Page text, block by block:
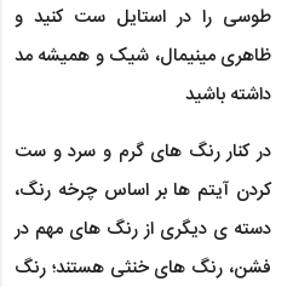
طوسی را در استایل ست کنید و
ظاهری مینیمال، شیک و همیشه‌ مد
داشته باشید
در کنار رنگ های گرم و سرد و ست
کردن آیتم ها بر اساس چرخه رنگ،
دسته ی دیگری از رنگ های مهم در
فشن، رنگ های خنثی هستند؛ رنگ